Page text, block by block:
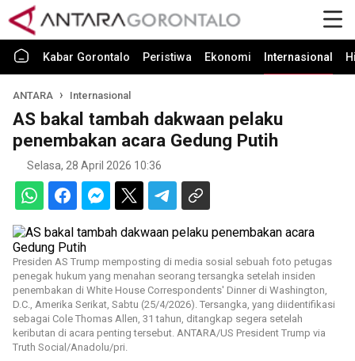
Kabar Gorontalo Peristiwa Ekonomi Internasional
ANTARA Internasional
AS bakal tambah dakwaan pelaku
penembakan acara Gedung Putih
Selasa, 28 April 2026 10:36
Presiden AS Trump memposting di media sosial sebuah foto petugas
penegak hukum yang menahan seorang tersangka setelah insiden
penembakan di White House Correspondents' Dinner di Washington,
D.C., Amerika Serikat, Sabtu (25/4/2026). Tersangka, yang diidentifikasi
sebagai Cole Thomas Allen, 31 tahun, ditangkap segera setelah
keributan di acara penting tersebut. ANTARA/US President Trump via
Truth Social/Anadolu/pri.